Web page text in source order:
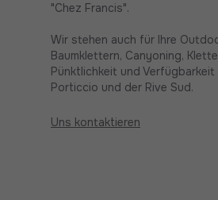
"Chez Francis".
Wir stehen auch für Ihre
Baumklettern, Canyoning,
Pünktlichkeit und
Porticcio und der Rive Sud.
Uns kontaktieren